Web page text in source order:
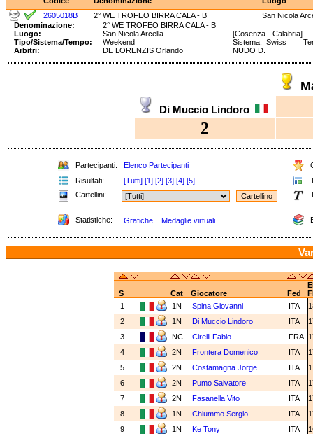
2605018B
2° WE TROFEO BIRRA CALA - B
San Nicola
Denominazione:
2° WE TROFEO BIRRA CALA - B
Luogo:
San Nicola Arcella
[Cosenza - Calabria]
Tipo/Sistema/Tempo:
Weekend
Sistema: Swiss
Arbitri:
DE LORENZIS Orlando NUDO D.
Di Muccio Lindoro
2
Partecipanti: Elenco Partecipanti
Risultati:
[Tutti] [1] [2] [3] [4] [5]
Cartellini:
Statistiche: Grafiche Medaglie virtuali
S
Cat Giocatore Fed
1
1N Spina Giovanni ITA
2
1N Di Muccio Lindoro ITA
3
NC Cirelli Fabio FRA
4
2N Frontera Domenico ITA
5
2N Costamagna Jorge ITA
6
2N Pumo Salvatore ITA
7
2N Fasanella Vito ITA
8
1N Chiummo Sergio ITA
9
1N Ke Tony ITA